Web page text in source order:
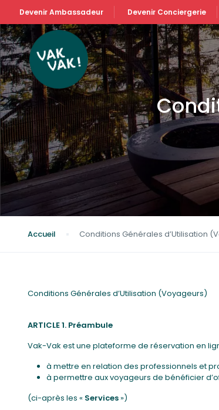
Devenir Ambassadeur Devenir Conciergerie
Accueil Conditions Générales d’Utilisation
Conditions Générales d’Utilisation (Voyageurs)
ARTICLE 1. Préambule
Vak-Vak est une plateforme de réservation en
à mettre en relation des professionnels et
à permettre aux voyageurs de bénéficier
(ci-après les « Services »)